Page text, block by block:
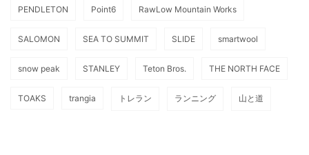
PENDLETON Point6 RawLow Mountain Works
SALOMON SEA TO SUMMIT SLIDE smartwool
snow peak STANLEY Teton Bros. THE NORTH FACE
TOAKS trangia トレラン ランニング 山と道